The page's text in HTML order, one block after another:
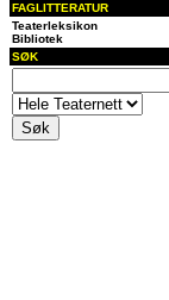
FAGLITTERATUR
Teaterleksikon
Bibliotek
SØK